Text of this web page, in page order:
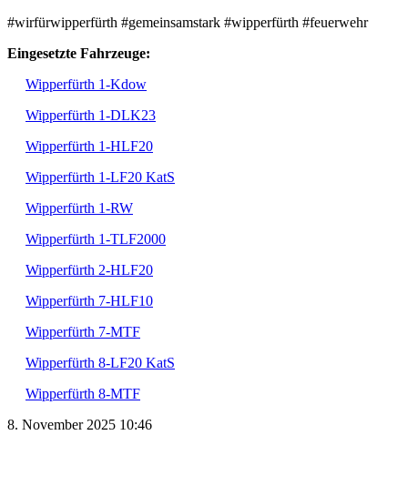
#wirfürwipperfürth #gemeinsamstark #wipperfürth #feuerwehr
Eingesetzte Fahrzeuge:
Wipperfürth 1-Kdow
Wipperfürth 1-DLK23
Wipperfürth 1-HLF20
Wipperfürth 1-LF20 KatS
Wipperfürth 1-RW
Wipperfürth 1-TLF2000
Wipperfürth 2-HLF20
Wipperfürth 7-HLF10
Wipperfürth 7-MTF
Wipperfürth 8-LF20 KatS
Wipperfürth 8-MTF
8. November 2025 10:46